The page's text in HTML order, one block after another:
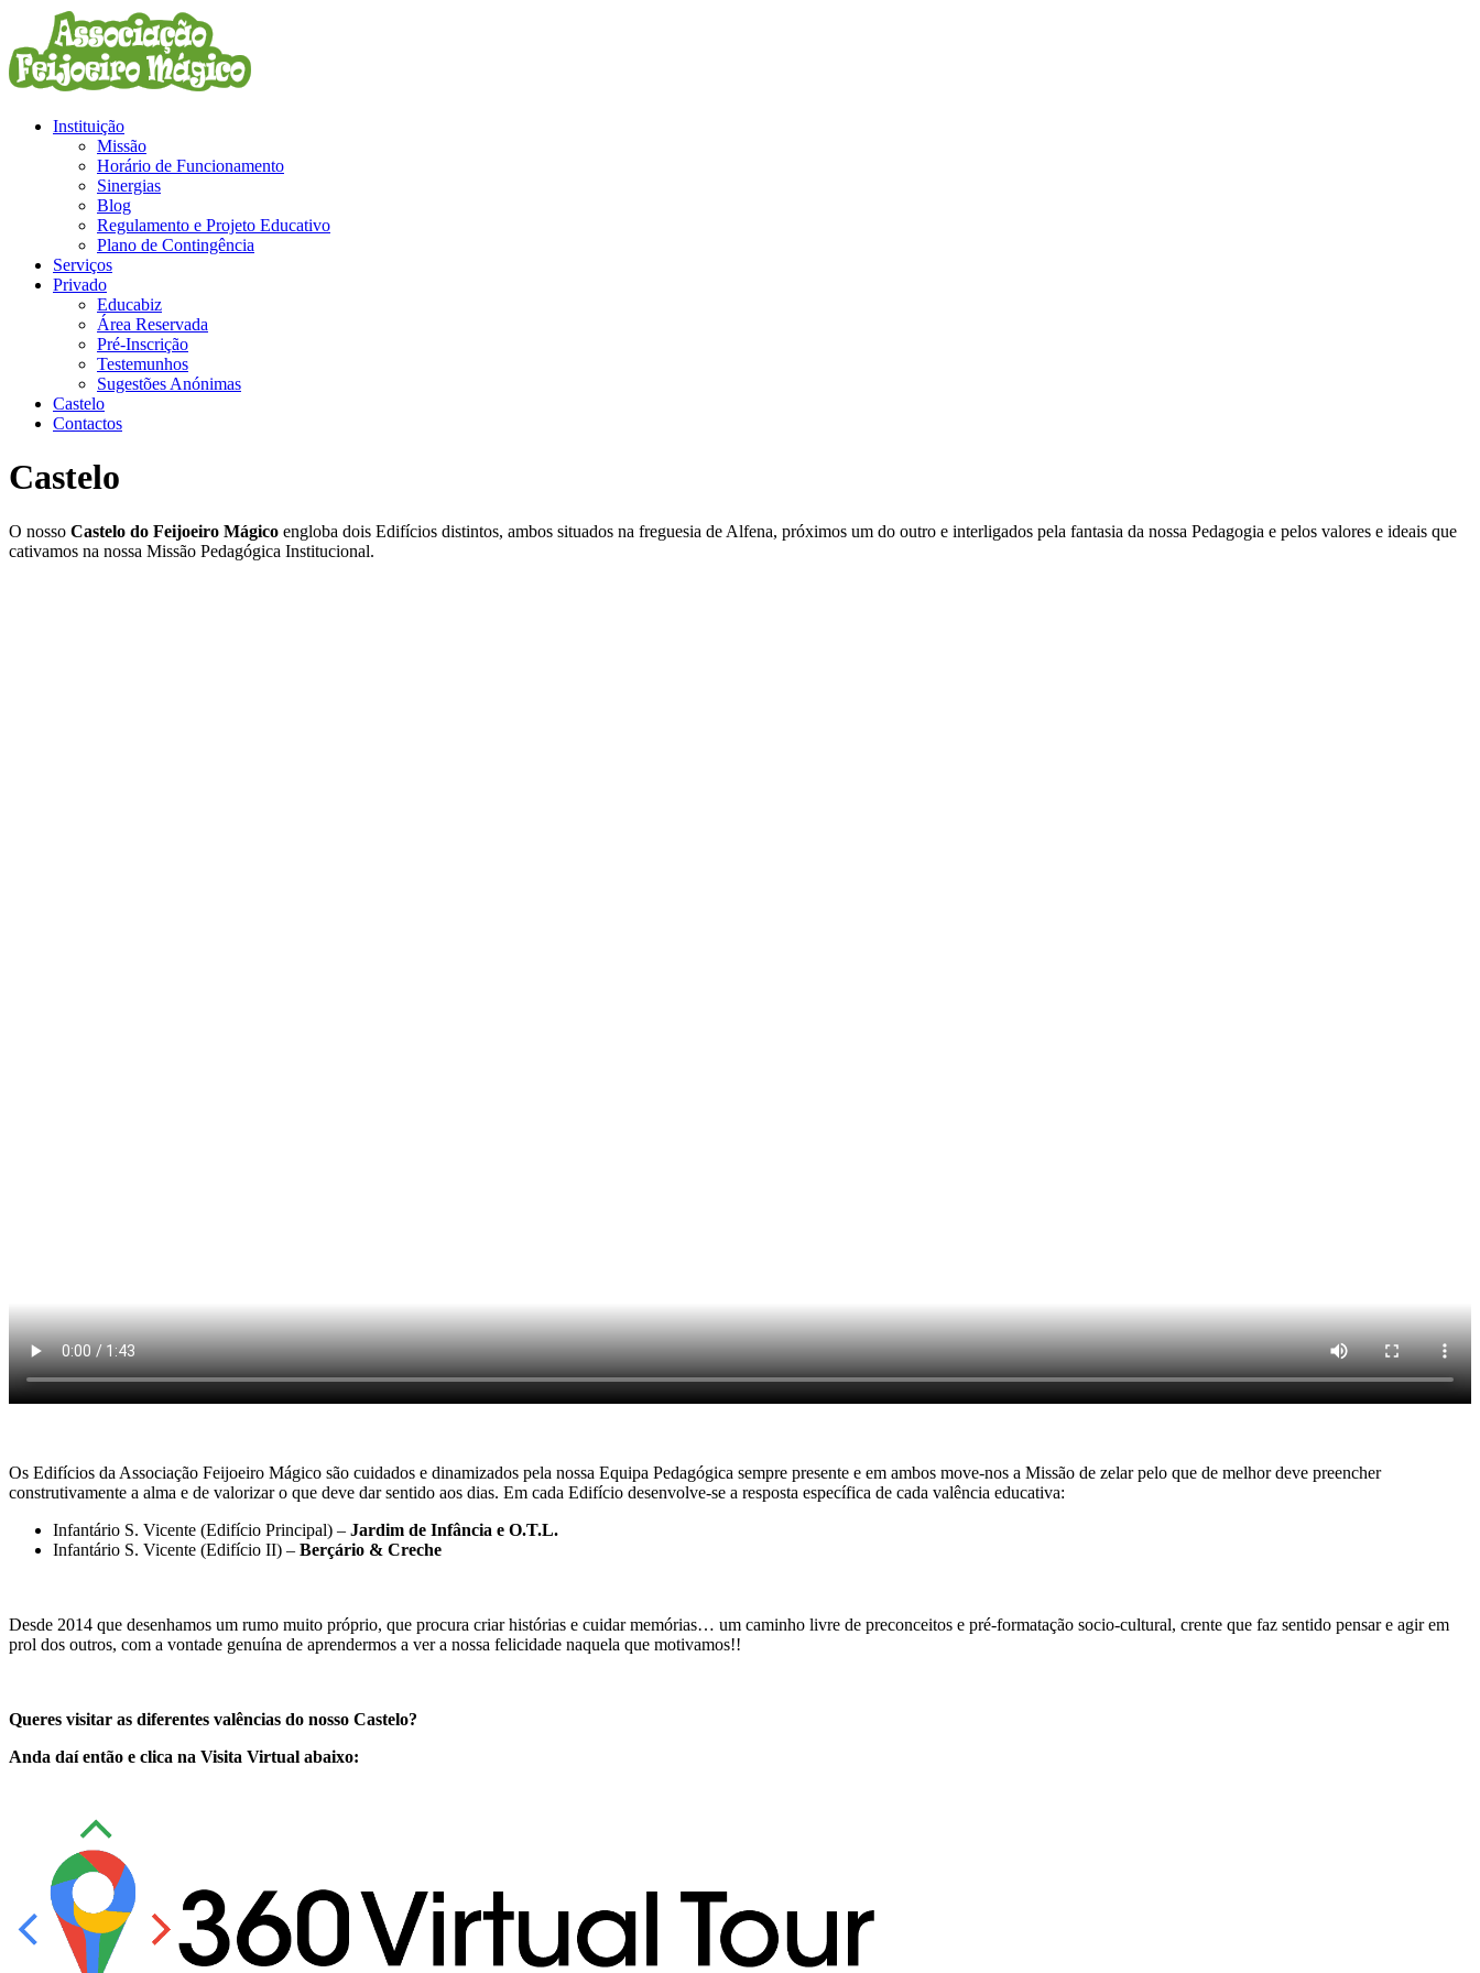
Instituição
Missão
Horário de Funcionamento
Sinergias
Blog
Regulamento e Projeto Educativo
Plano de Contingência
Serviços
Privado
Educabiz
Área Reservada
Pré-Inscrição
Testemunhos
Sugestões Anónimas
Castelo
Contactos
Castelo
O nosso Castelo do Feijoeiro Mágico engloba dois Edifícios distintos, ambos situados na freguesia de Alfena, próximos um do outro e interligados pela fantasia da nossa Pedagogia e pelos valores e ideais que
cativamos na nossa Missão Pedagógica Institucional.
Os Edifícios da Associação Feijoeiro Mágico são cuidados e dinamizados pela nossa Equipa Pedagógica sempre presente e em ambos move-nos a Missão de zelar pelo que de melhor deve preencher
construtivamente a alma e de valorizar o que deve dar sentido aos dias. Em cada Edifício desenvolve-se a resposta específica de cada valência educativa:
Infantário S. Vicente (Edifício Principal) – Jardim de Infância e O.T.L.
Infantário S. Vicente (Edifício II) – Berçário & Creche
Desde 2014 que desenhamos um rumo muito próprio, que procura criar histórias e cuidar memórias… um caminho livre de preconceitos e pré-formatação socio-cultural, crente que faz sentido pensar e agir em
prol dos outros, com a vontade genuína de aprendermos a ver a nossa felicidade naquela que motivamos!!
Queres visitar as diferentes valências do nosso Castelo?
Anda daí então e clica na Visita Virtual abaixo: